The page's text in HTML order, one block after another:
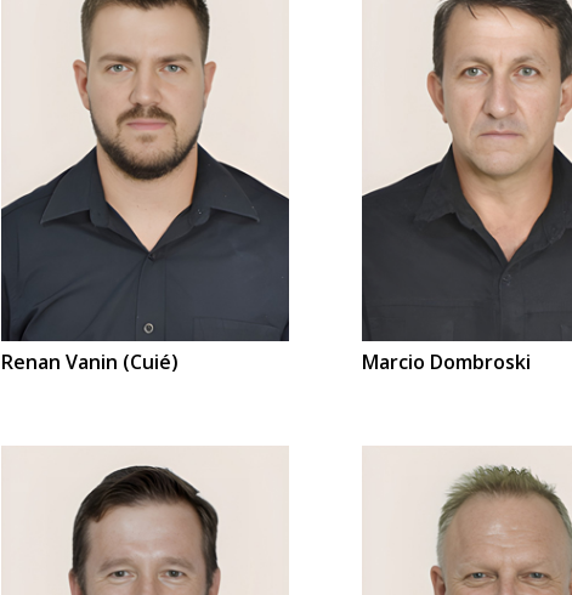
Renan Vanin (Cuié) Marcio Dombroski